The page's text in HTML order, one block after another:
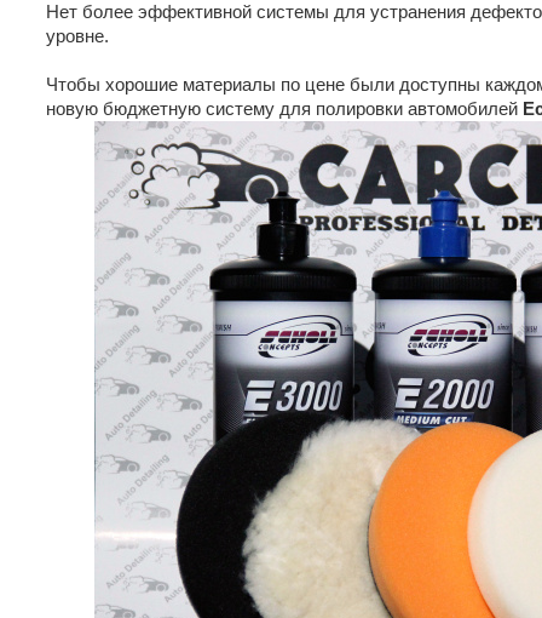
Нет более эффективной системы для устранения
уровне.
Чтобы хорошие материалы по цене были доступны
новую бюджетную систему для полировки автомобилей